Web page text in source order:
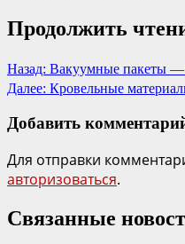
Продолжить
Назад: Вакуумные пакеты —
Далее: Кровельные
Добавить
Для отправки
авторизоваться.
Связанные